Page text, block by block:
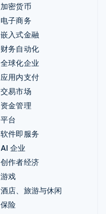
加密货币
电子商务
嵌入式金融
财务自动化
全球化企业
应用内支付
交易市场
资金管理
平台
软件即服务
AI 企业
创作者经济
游戏
酒店、旅游与休闲
保险